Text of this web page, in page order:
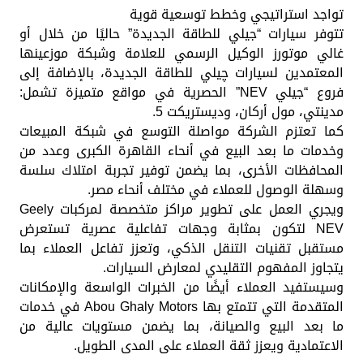
تواجد استراتيجي وخطط توسعية قوية
تتوفر سيارات “جيلي للطاقة الجديدة” حاليًا من خلال أو
غالي موتورز الوكيل الرسمي للعلامة وشبكة موزعينها
المعتمدين لسيارات چيلي للطاقة الجديدة، بالإضافة إلى
فروع “جيلي NEV” الحصرية في مواقع متميزة تشمل:
مدينتي، مول أركان، وديستريكت 5.
كما تعتزم الشركة مواصلة التوسع في شبكة المبيعات
وخدمات ما بعد البيع في أنحاء القاهرة الكبرى وعدد من
المحافظات الأخرى، بما يضمن توفير تجربة امتلاك سلسة
وسهلة الوصول للعملاء في مختلف أنحاء مصر.
ويجري العمل على تطوير مراكز متخصصة لمركبات Geely
NEV لتكون بمثابة وجهات تفاعلية عصرية تستعرض
مستقبل تقنيات التنقل الذكي، وتعزز تفاعل العملاء بما
يتجاوز المفهوم التقليدي لمعارض السيارات.
وسيستفيد العملاء أيضًا من الخبرات الواسعة والإمكانات
المتقدمة التي تتمتع بها Abou Ghaly Motors في خدمات
ما بعد البيع والصيانة، بما يضمن مستويات عالية من
الاعتمادية ويعزز ثقة العملاء على المدى الطويل.